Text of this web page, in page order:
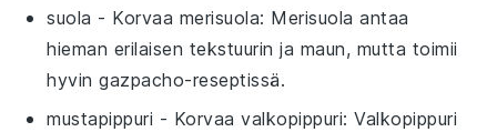
suola - Korvaa merisuola: Merisuola antaa
hieman erilaisen tekstuurin ja maun, mutta toimii
hyvingazpacho-reseptissä.
mustapippuri - Korvaavalkopippuri: Valkopippuri